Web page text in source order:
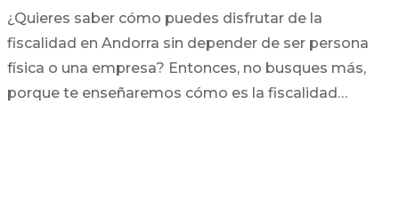
¿Quieres saber cómo puedes disfrutar de la
fiscalidad en Andorra sin depender de ser persona
física o una empresa? Entonces, no busques más,
porque te enseñaremos cómo es la fiscalidad…